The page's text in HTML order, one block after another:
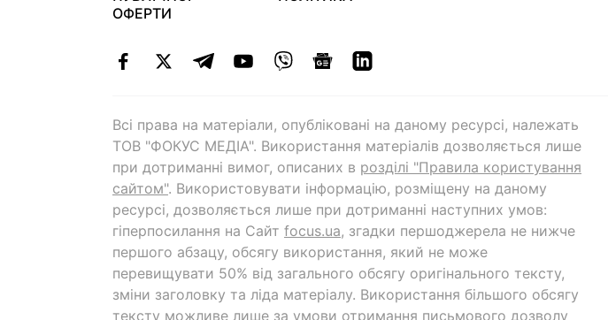
ОФЕРТИ
Всі права на матеріали, опубліковані на даному ресурсі, належать
ТОВ "ФОКУС МЕДІА". Використання матеріалів дозволяється лише
при дотриманні вимог, описаних в розділі "Правила користування
сайтом". Використовувати інформацію, розміщену на даному
ресурсі, дозволяється лише при дотриманні наступних умов:
гіперпосилання на Cайт focus.ua, згадки першоджерела не нижче
першого абзацу, обсягу використання, який не може
перевищувати 50% від загального обсягу оригінального тексту,
зміни заголовку та ліда матеріалу. Використання більшого обсягу
тексту можливе лише за умови отримання письмового дозволу